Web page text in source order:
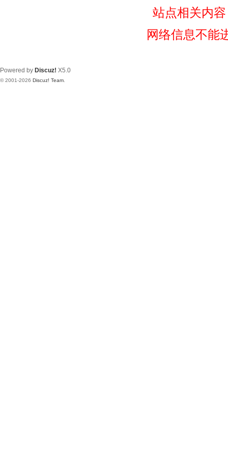
站点相关内
网络信息不能
Powered by Discuz! X5.0
© 2001-2026 Discuz! Team